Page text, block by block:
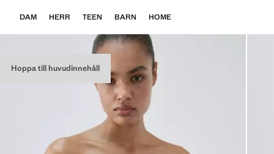
Hoppa till huvudinnehåll
DAM HERR TEEN BARN HOME